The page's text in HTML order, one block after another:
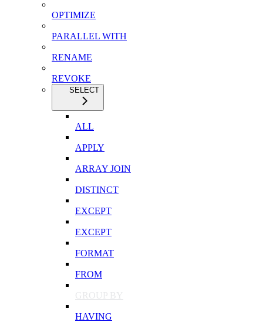
OPTIMIZE
PARALLEL WITH
RENAME
REVOKE
SELECT
ALL
APPLY
ARRAY JOIN
DISTINCT
EXCEPT
EXCEPT
FORMAT
FROM
GROUP BY
HAVING